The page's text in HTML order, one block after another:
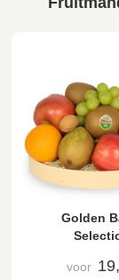
Golden
voor